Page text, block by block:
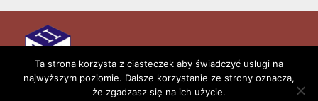
Aktualności
Kontakt
Copyright © 2026 II Liceum Ogólnokształcące im.
Ta strona korzysta z ciasteczek aby świadczyć usługi na
najwyższym poziomie. Dalsze korzystanie ze strony oznacza,
że zgadzasz się na ich użycie.